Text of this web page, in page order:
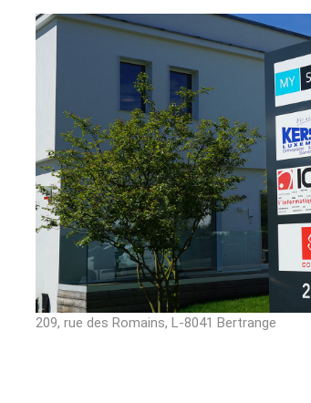
209, rue des Romains, L-8041 Bertrange